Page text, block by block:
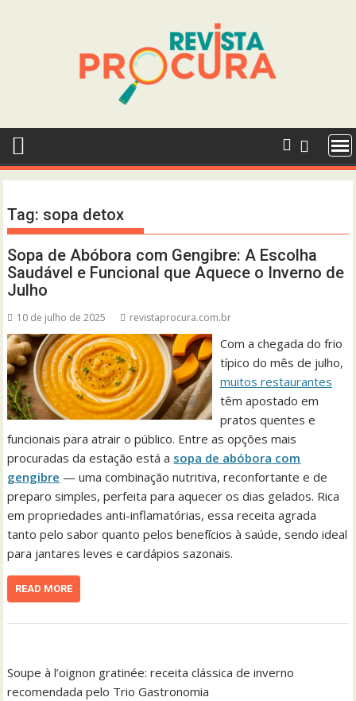
Tag: sopa detox
Sopa de Abóbora com Gengibre: A Escolha
Saudável e Funcional que Aquece o Inverno de
Julho
10 de julho de 2025 revistaprocura.com.br
Com a chegada do frio
típico do mês de julho,
muitos restaurantes
têm apostado em
pratos quentes e
funcionais para atrair o público. Entre as opções mais
procuradas da estação está a sopa de abóbora com
gengibre — uma combinação nutritiva, reconfortante e de
preparo simples, perfeita para aquecer os dias gelados. Rica
em propriedades anti-inflamatórias, essa receita agrada
tanto pelo sabor quanto pelos benefícios à saúde, sendo ideal
para jantares leves e cardápios sazonais.
READ MORE
Soupe à l’oignon gratinée: receita clássica de inverno
recomendada pelo Trio Gastronomia